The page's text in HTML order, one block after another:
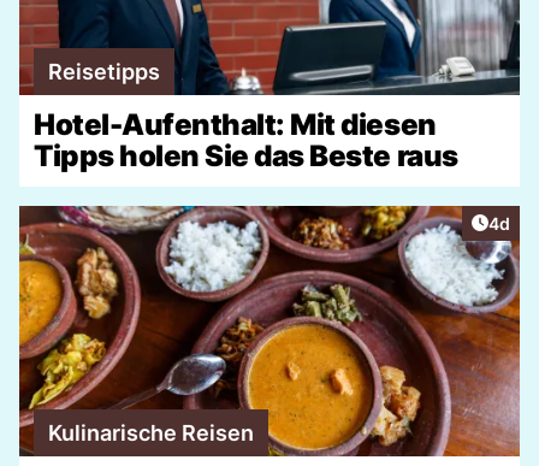
Reisetipps
Hotel-Aufenthalt: Mit diesen
Tipps holen Sie das Beste raus
4d
Kulinarische Reisen